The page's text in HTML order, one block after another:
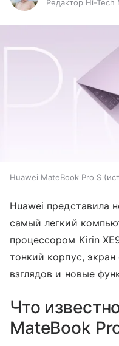
Редактор Hi-Tech
Huawei MateBook Pro S
Huawei представила
самый легкий
процессором Kirin
тонкий корпус,
взглядов и новые
Что
MateBook